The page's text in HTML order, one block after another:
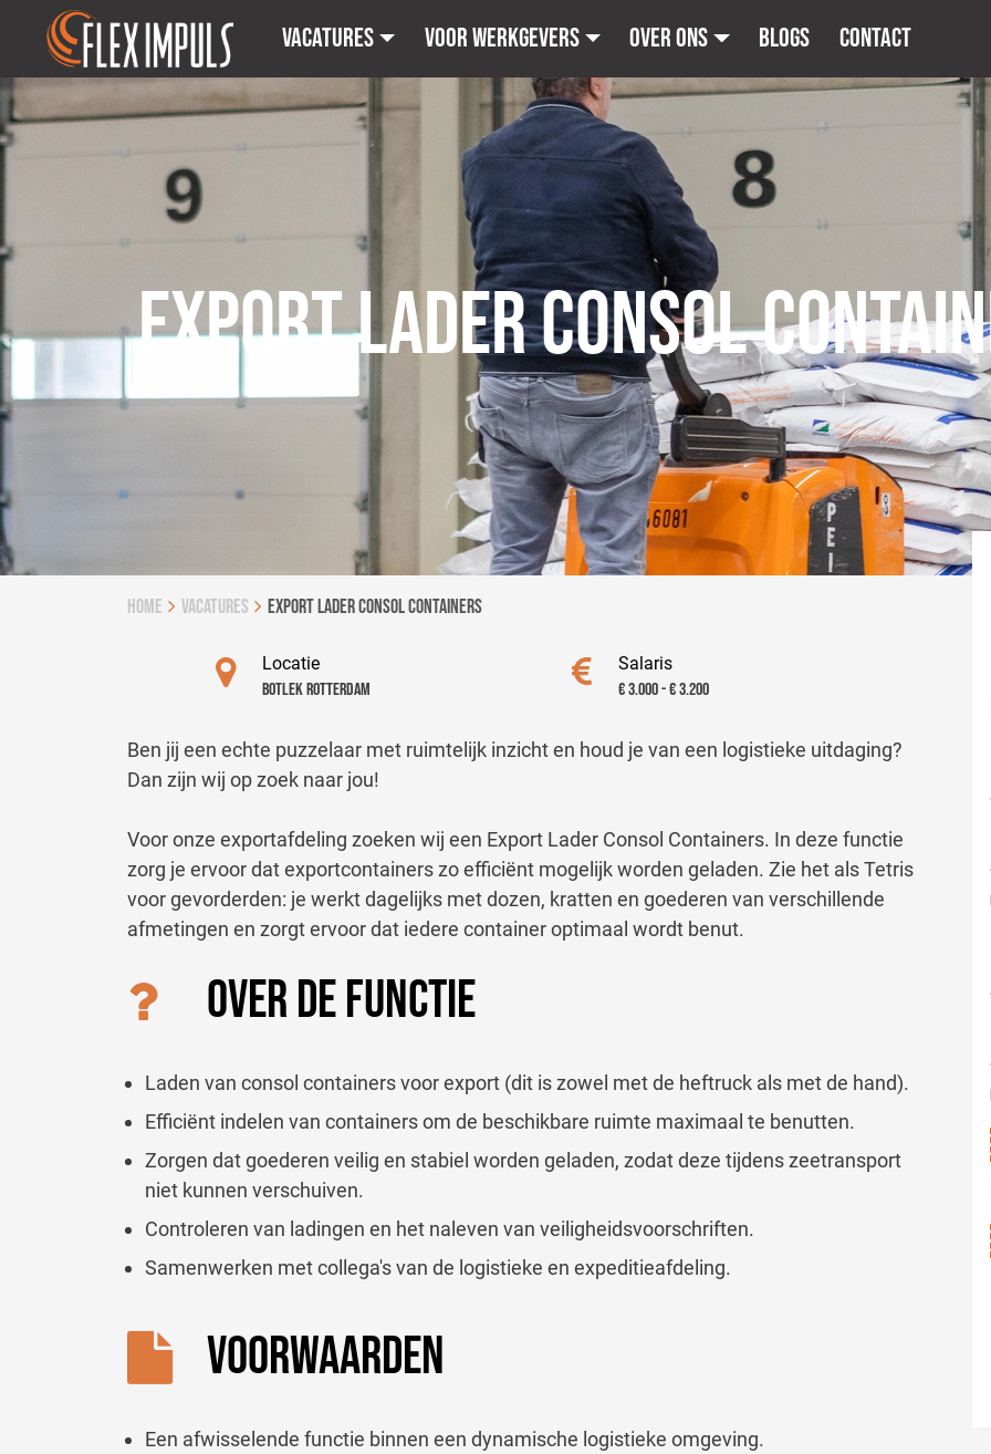
Vacatures Voor werkgevers Over ons Blogs Contact
EXPORT LADER CONSOL
Home vacatures Export lader consol containers
Locatie
Botlek Rotterdam
Salaris
€ 3.000 - € 3.200
Ben jij een echte puzzelaar met ruimtelijk inzicht en houd je van een logistieke uitdaging?
Dan zijn wij op zoek naar jou!
Voor onze exportafdeling zoeken wij een Export Lader Consol Containers. In deze functie
zorg je ervoor dat exportcontainers zo efficiënt mogelijk worden geladen. Zie het als Tetris
voor gevorderden: je werkt dagelijks met dozen, kratten en goederen van verschillende
afmetingen en zorgt ervoor dat iedere container optimaal wordt benut.
OVER DE FUNCTIE
Laden van consol containers voor export (dit is zowel met de heftruck als met de hand).
Efficiënt indelen van containers om de beschikbare ruimte maximaal te benutten.
Zorgen dat goederen veilig en stabiel worden geladen, zodat deze tijdens zeetransport
niet kunnen verschuiven.
Controleren van ladingen en het naleven van veiligheidsvoorschriften.
Samenwerken met collega's van de logistieke en expeditieafdeling.
VOORWAARDEN
Een afwisselende functie binnen een dynamische logistieke omgeving.